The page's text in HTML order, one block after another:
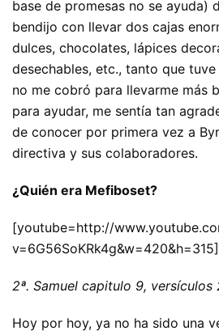
base de promesas no se ayuda)
bendijo con llevar dos cajas
dulces, chocolates, lápices
desechables, etc., tanto que
no me cobró para llevarme más
para ayudar, me sentía tan
de conocer por primera vez a
directiva y sus colaboradores.
¿Quién era Mefiboset?
[youtube=http://
v=6G56SoKRk4g&w=420&h=315]
2ª. Samuel capitulo 9, versículos
Hoy por hoy, ya no ha sido una